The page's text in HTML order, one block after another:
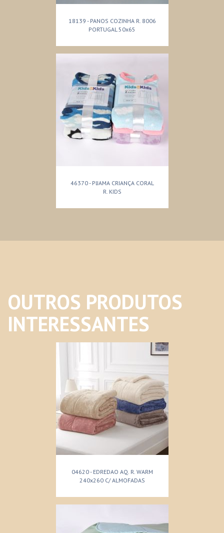
18139 - PANOS COZINHA R. 8006
PORTUGAL 50x65
46370 - PIJAMA CRIANÇA CORAL
R. KIDS
OUTROS PRODUTOS
INTERESSANTES
04620 - EDREDAO AQ. R. WARM
240x260 C/ ALMOFADAS